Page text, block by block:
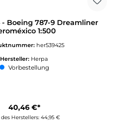
- Boeing 787-9 Dreamliner
1:500
her539425
Hersteller: Herpa
Vorbestellung
40,46 €*
des Herstellers: 44,95 €